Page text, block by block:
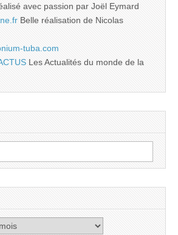
avec passion par Joël Eymard
Belle réalisation de Nicolas
tuba.com
Les Actualités du monde de la